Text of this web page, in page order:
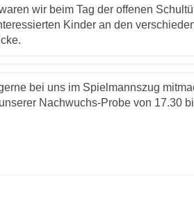
wir beim Tag der offenen
Kinder an den
bei uns im Spielmannszug
Nachwuchs-Probe von 17.30